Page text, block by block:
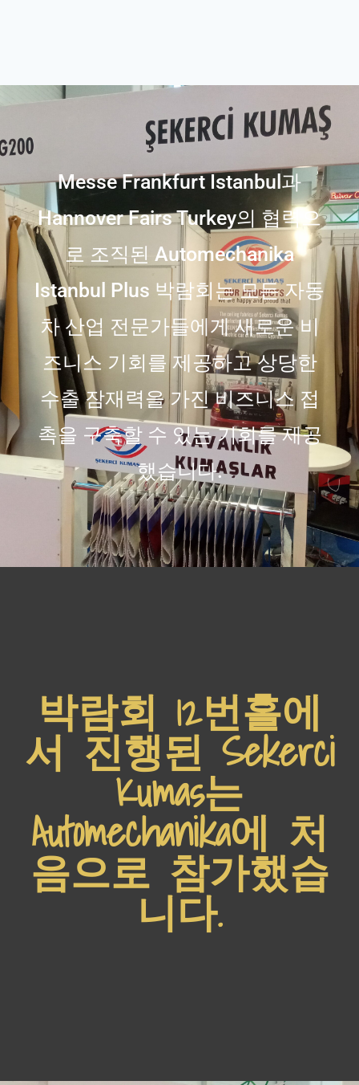
Messe Frankfurt Istanbul과
Hannover Fairs Turkey의 협력으
로 조직된 Automechanika
Istanbul Plus 박람회는 모든 자동
차 산업 전문가들에게 새로운 비
즈니스 기회를 제공하고 상당한
수출 잠재력을 가진 비즈니스 접
촉을 구축할 수 있는 기회를 제공
했습니다.
박람회 12번홀에
서 진행된 Sekerci
Kumas는
Automechanika에 처
음으로 참가했습
니다.​